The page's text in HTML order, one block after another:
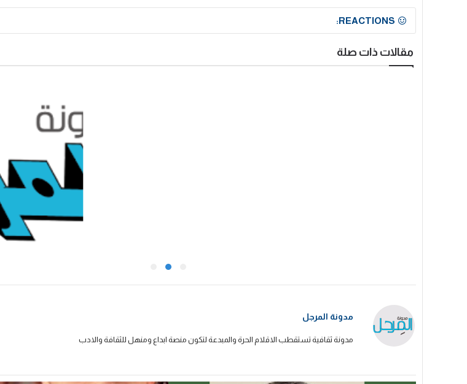
REACTIONS:
مقالات ذات صلة
مدونة المرجل
مدونة ثقافية تستقطب الاقلام الحرة والمبدعة لتكون منصة ابداع ومنهل للثقافة والادب